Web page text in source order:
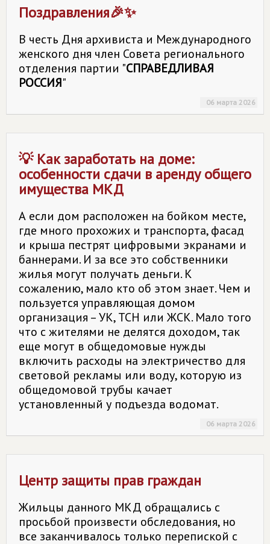
Поздравления🎉✨
В честь Дня архивиста и Международного
женского дня член Совета регионального
отделения партии "СПРАВЕДЛИВАЯ
РОССИЯ"
06 марта 2026
💡 Как заработать на доме:
особенности сдачи в аренду общего
имущества МКД
А если дом расположен на бойком месте,
где много прохожих и транспорта, фасад
и крыша пестрят цифровыми экранами и
баннерами. И за все это собственники
жилья могут получать деньги. К
сожалению, мало кто об этом знает. Чем и
пользуется управляющая домом
организация – УК, ТСН или ЖСК. Мало того
что с жителями не делятся доходом, так
еще могут в общедомовые нужды
включить расходы на электричество для
световой рекламы или воду, которую из
общедомовой трубы качает
установленный у подъезда водомат.
06 марта 2026
Центр защиты прав граждан
Жильцы данного МКД обращались с
просьбой произвести обследования, но
все заканчивалось только перепиской с